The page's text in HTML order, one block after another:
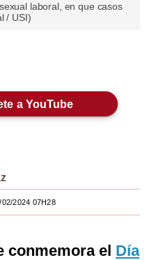
laboral, en que casos
/ USI)
a YouTube
2024 07H28
conmemora el Día